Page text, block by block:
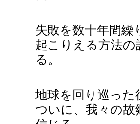
失敗を数十年間繰
起こりえる方法
る。
地球を回り巡った
ついに、我々の